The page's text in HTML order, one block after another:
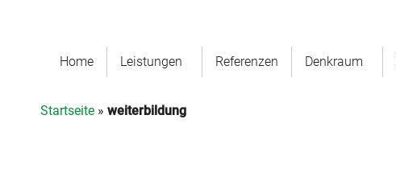
Home Leistungen Referenzen Denkraum
Startseite » weiterbildung